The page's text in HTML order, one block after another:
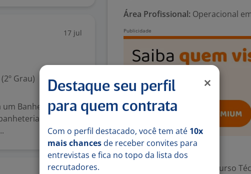
17 jul
Grau)
um Banhetista para
de
Área Profissional: Operacional
Exigências
Escolaridade Mínima: Curso
Destaque seu perfil
para quem contrata
Com o perfil destacado, você tem até 10x
mais chances de receber convites para
entrevistas e fica no topo da lista dos
recrutadores.